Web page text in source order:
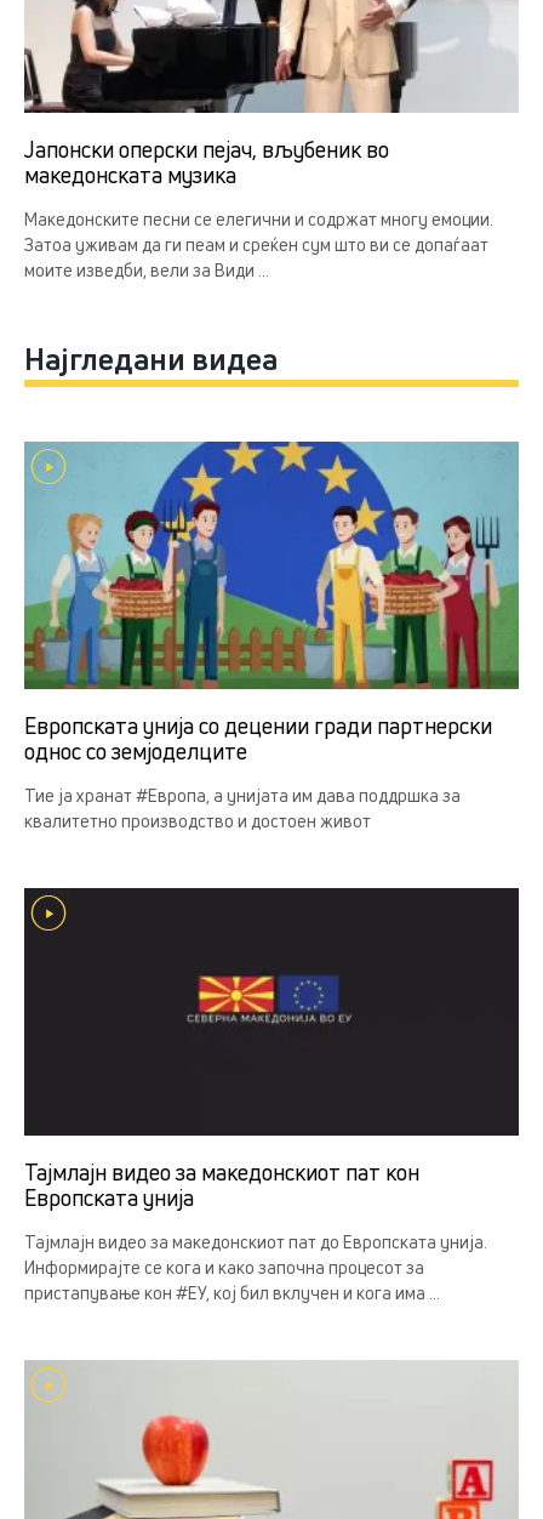
Јапонски оперски пејач, вљубеник во
македонската музика
Македонските песни се елегични и содржат многу емоции.
Затоа уживам да ги пеам и среќен сум што ви се допаѓаат
моите изведби, вели за Види ...
Најгледани видеа
Европската унија со децении гради партнерски
однос со земјоделцитe
Тие ја хранат #Европа, а унијата им дава поддршка за
квалитетно производство и достоен живот
Тајмлајн видео за македонскиот пат кон
Европската унија
Тајмлајн видео за македонскиот пат до Европската унија.
Информирајте се кога и како започна процесот за
пристапување кон #ЕУ, кој бил вклучен и кога има ...